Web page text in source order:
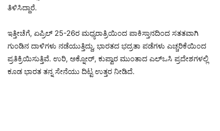
ತಿಳಿಸಿದ್ದಾರೆ.
ಇತ್ತೀಚೆಗೆ, ಏಪ್ರಿಲ್ 25-26ರ ಮಧ್ಯರಾತ್ರಿಯಿಂದ ಪಾಕಿಸ್ತಾನದಿಂದ ಸತತವಾಗಿ
ಗುಂಡಿನ ದಾಳಿಗಳು ನಡೆಯುತ್ತಿದ್ದು, ಭಾರತದ ಭದ್ರತಾ ಪಡೆಗಳು ಎಚ್ಚರಿಕೆಯಿಂದ
ಪ್ರತಿಕ್ರಿಯಿಸುತ್ತಿವೆ. ಉರಿ, ಅಕ್ನೋರ್, ಕುಪ್ವಾರ ಮುಂತಾದ ಎಲ್ಒಸಿ ಪ್ರದೇಶಗಳಲ್ಲಿ
ಕೂಡ ಭಾರತ ತನ್ನ ಸೇನೆಯು ದಿಟ್ಟ ಉತ್ತರ ನೀಡಿದೆ.